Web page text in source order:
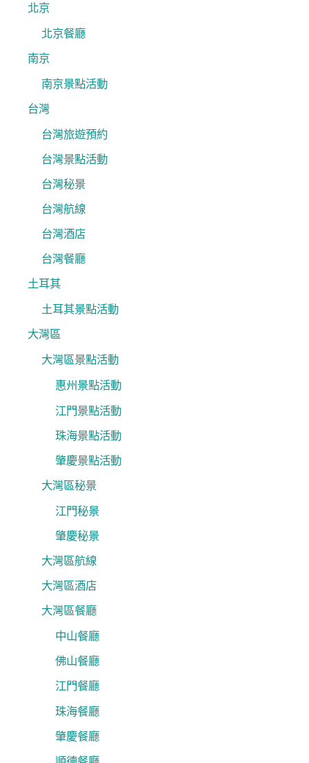
北京
北京餐廳
南京
南京景點活動
台灣
台灣旅遊預約
台灣景點活動
台灣秘景
台灣航線
台灣酒店
台灣餐廳
土耳其
土耳其景點活動
大灣區
大灣區景點活動
惠州景點活動
江門景點活動
珠海景點活動
肇慶景點活動
大灣區秘景
江門秘景
肇慶秘景
大灣區航線
大灣區酒店
大灣區餐廳
中山餐廳
佛山餐廳
江門餐廳
珠海餐廳
肇慶餐廳